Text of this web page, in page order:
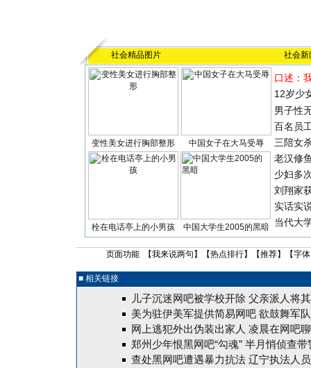
社会精品图片 社会新
变性美女进行胸部整形 中国女子在大马受辱
栓在电话亭上的小男孩 中国大学生2005的黑暗
口述：
12岁少
男子性
百名员
三陪女
老汉修
少妇多
刘翔家
实话实
当代大
页面功能 【我来说两句 】【热点排行】【推荐】【字
■ 相关链接
儿子沉迷网吧被学校开除 父亲派人将
美为驻伊美军提供简易网吧 欲鼓舞军
网上逃犯外出伪装出家人 凌晨在网吧
郑州少年恨黑网吧“勾魂” 半月悄侦查带
查处黑网吧遭遇暴力抗法 辽宁执法人